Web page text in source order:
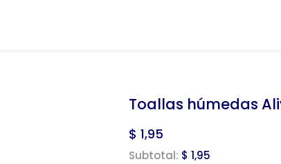
Toallas húmedas
$ 1,95
Subtotal: $ 1,95